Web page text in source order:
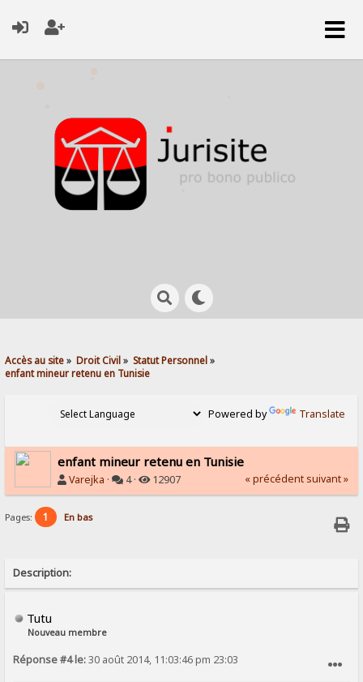
Accès au site» Droit Civil» Statut Personnel»
enfant mineur retenu en Tunisie
Powered by Translate
enfant mineur retenu en Tunisie
Varejka · 4 · 12907 « précédent suivant »
Pages: 1 En bas
Description:
Tutu
Nouveau membre
Réponse #4 le:30 août 2014, 11:03:46 pm 23:03